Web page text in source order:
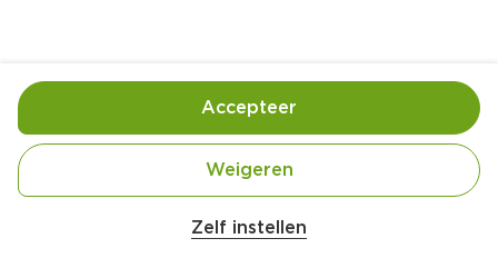
Ingrediënten Bereiding
Zelf instellen
Weigeren
Accepteer